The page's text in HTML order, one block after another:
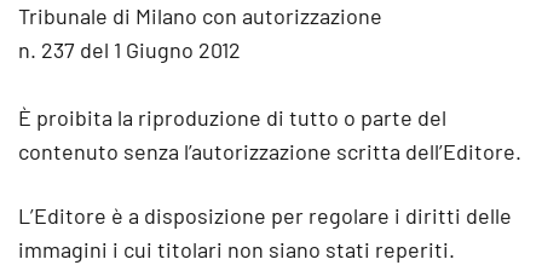
Tribunale di Milano con autorizzazione
n. 237 del 1 Giugno 2012
È proibita la riproduzione di tutto o parte del
contenuto senza l’autorizzazione scritta dell’Editore.
L’Editore è a disposizione per regolare i diritti delle
immagini i cui titolari non siano stati reperiti.